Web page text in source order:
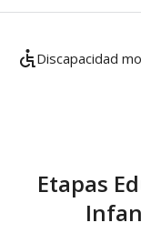
Discapacidad
Etapas